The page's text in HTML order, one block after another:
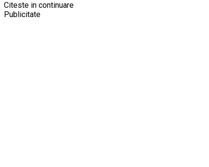
Citeste in continuare
Publicitate